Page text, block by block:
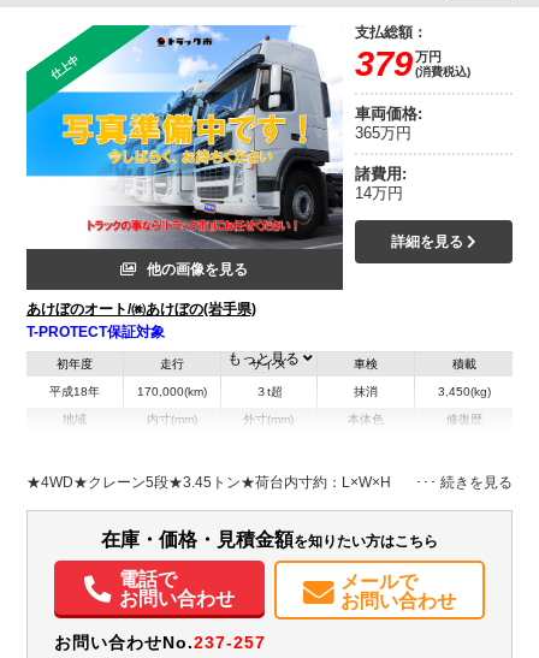
仕上中
他の画像を見る
あけぼのオート/㈱あけぼの(岩手県)
T-PROTECT保証対象
支払総額：
379万円
(消費税込)
車両価格:
365万円
諸費用:
14万円
詳細を見る
初年度
平成18年
走行
170,000(km)
サイズ
３t超
車検
抹消
積載
3,450(kg)
地域 内寸(mm) 外寸(mm)
H:2,900
本体色 修復歴
エアコン パワステ パワーウィンドウ エアバッグ
もっと見る
★4WD★クレーン5段★3.45トン★荷台内寸約：L×W×H
在庫・価格・見積金額を知りたい方はこちら
電話で
お問い合わせ
メールで
お問い合わせ
お問い合わせNo.237-257